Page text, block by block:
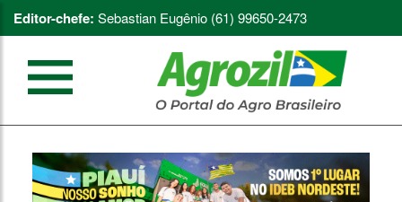
Editor-chefe: Sebastian Eugênio (61) 99650-2473